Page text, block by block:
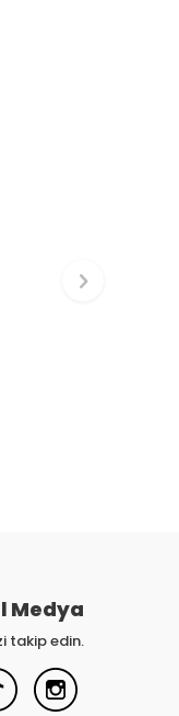
Medya
takip edin.